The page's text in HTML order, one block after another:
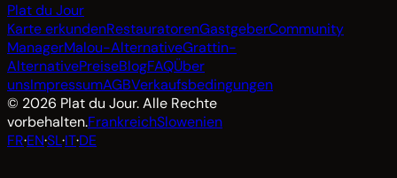
Plat du Jour
Karte erkundenRestauratorenGastgeberCommunity
ManagerMalou-AlternativeGrattin-
AlternativePreiseBlogFAQÜber
unsImpressumAGBVerkaufsbedingungen
© 2026 Plat du Jour. Alle Rechte
vorbehalten.FrankreichSlowenien
FR·EN·SL·IT·DE